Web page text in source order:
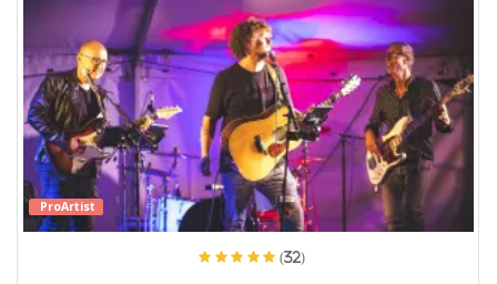
ProArtist
(32)